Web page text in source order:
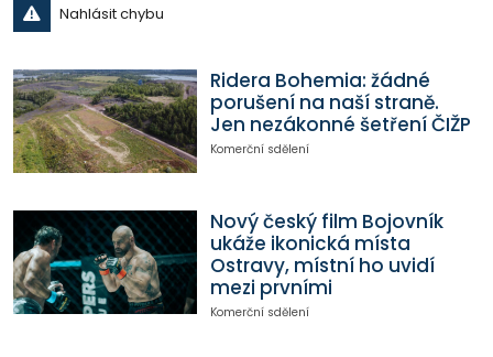
Nahlásit chybu
Ridera Bohemia: žádné
porušení na naší straně.
Jen nezákonné šetření ČIŽP
Komerční sdělení
Nový český film Bojovník
ukáže ikonická místa
Ostravy, místní ho uvidí
mezi prvními
Komerční sdělení